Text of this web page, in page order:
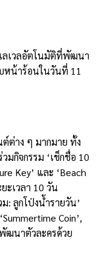
ลเวลอัตโนมัติที่พัฒนา
หน้าร้อนในวันที่ 11
ต่าง ๆ มากมาย ทั้ง
มกิจกรรม ‘เช็กชื่อ 10
Key’ และ ‘Beach
ะเวลา 10 วัน
: ลูกโป่งน้ำรายวัน’
Coin’,
พัฒนาตัวละครด้วย